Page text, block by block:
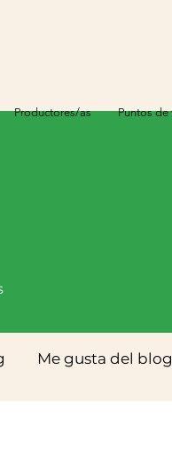
Productores/as Puntos de
Me gusta del blog